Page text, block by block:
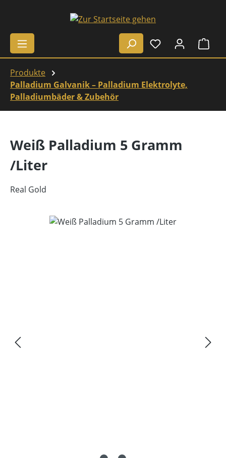
Zum Hauptinhalt springen
Produkte
Palladium Galvanik – Palladium Elektrolyte,
Palladiumbäder & Zubehör
Weiß Palladium 5 Gramm
/Liter
Real Gold
Bildergalerie überspringen